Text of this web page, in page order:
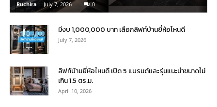
Ruchira - July 7, 2026 0
มีงบ 1,000,000 บาท เลือกลิฟท์บ้านยี่ห้อไหนดี
July 7, 2026
ลิฟท์บ้านยี่ห้อไหนดี เปิด 5 แบรนด์และรุ่นแนะนำขนาดไม่
เกิน 1.5 ตร.ม.
April 10, 2026